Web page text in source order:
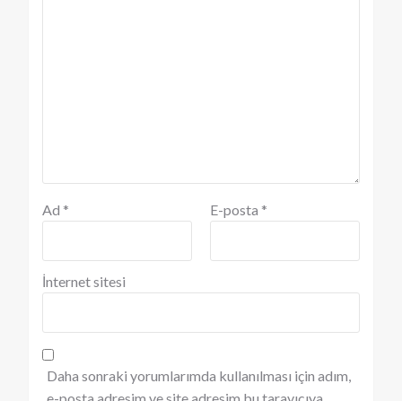
Ad * E-posta *
İnternet sitesi
Daha sonraki yorumlarımda kullanılması için adım,